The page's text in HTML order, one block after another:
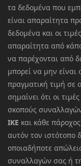
τα δεδομένα που
είναι απαραίτητα
δεδομένα και οι
απαραίτητα από
να παρέχονται από
μπορεί να μην είναι
πραγματική τιμή σε
σημαίνει ότι οι
σκοπούς
ΙΚΕ και κάθε
αυτόν τον ιστότοπο
οποιαδήποτε
συναλλαγών σας ή